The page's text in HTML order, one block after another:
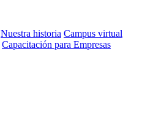
Nuestra historia Campus virtual
Capacitación para Empresas